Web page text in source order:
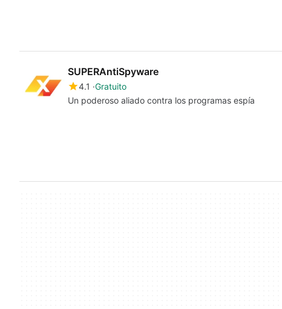
SUPERAntiSpyware
4.1 Gratuito
Un poderoso aliado contra los programas espía